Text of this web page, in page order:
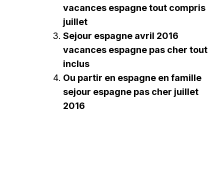
vacances espagne tout compris
juillet
Sejour espagne avril 2016
vacances espagne pas cher tout
inclus
Ou partir en espagne en famille
sejour espagne pas cher juillet
2016